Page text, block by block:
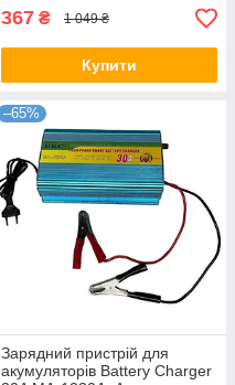
367 ₴ 1 049 ₴
Купити
–65%
Зарядний пристрій для
акумуляторів Battery Charger